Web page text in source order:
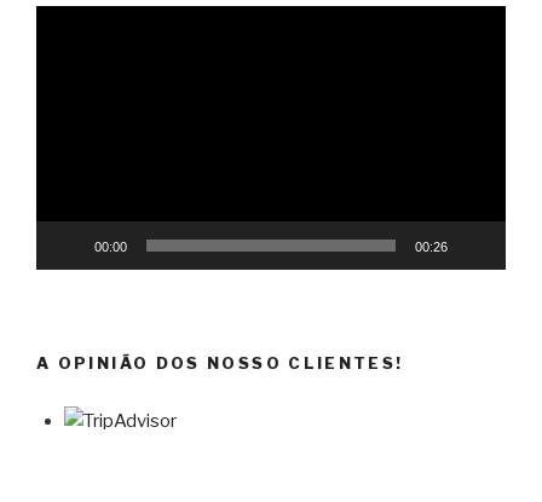
00:00 00:26
A OPINIÃO DOS NOSSO CLIENTES!